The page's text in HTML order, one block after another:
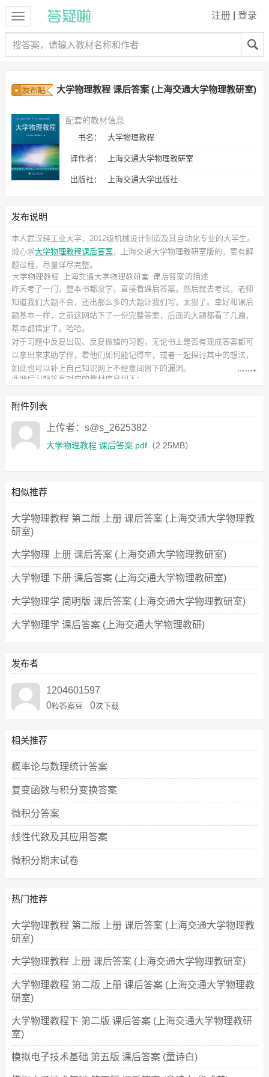
注册 登录
大学物理教程 课后答案 (上海交通大学物理教研室)
配套的教材信息
书名： 大学物理教程
译作者： 上海交通大学物理教研室
出版社： 上海交通大学出版社
发布说明
本人武汉轻工业大学，2012级机械设计制造及其自动化专业的大学生。
诚心求大学物理教程课后答案，上海交通大学物理教研室版的，要有解
题过程，尽量详尽完整。
的描述
昨天考了一门，整本书都没学，直接看课后答案，然后就去考试，老师
知道我们大题不会，还出那么多的大题让我们写，太狠了。幸好和课后
题基本一样，之前这网站下了一份完整答案，后面的大题都看了几遍，
基本都搞定了。哈哈。
对于习题中反复出现、反复做错的习题，无论书上是否有现成答案都可
以拿出来求助学伴，看他们如何能记得牢，或者一起探讨其中的想法，
如此也可以补上自己知识网上不经意间留下的漏洞。
此课后习题答案对应的教材信息如下：
作者：上海交通大学物理教研室
附件下载列表如下：
大学物理教程 课后答案.pdf
附件列表
上传者：s@s_2625382
大学物理教程 课后答案.pdf （2.25MB）
相似推荐
大学物理教程 第二版 上册 课后答案 (上海交通大学物理教
研室)
大学物理 上册 课后答案 (上海交通大学物理教研室)
大学物理 下册 课后答案 (上海交通大学物理教研室)
大学物理学 简明版 课后答案 (上海交通大学物理教研室)
大学物理学 课后答案 (上海交通大学物理教研)
发布者
1204601597
0粒答案豆 0次下载
相关推荐
概率论与数理统计答案
复变函数与积分变换答案
微积分答案
线性代数及其应用答案
微积分期末试卷
热门推荐
大学物理教程 第二版 上册 课后答案 (上海交通大学物理教
研室)
大学物理教程 上册 课后答案 (上海交通大学物理教研室)
大学物理教程 第二版 上册 课后答案 (上海交通大学物理教
研室)
大学物理教程下 第二版 课后答案 (上海交通大学物理教研
室)
模拟电子技术基础 第五版 课后答案 (童诗白)